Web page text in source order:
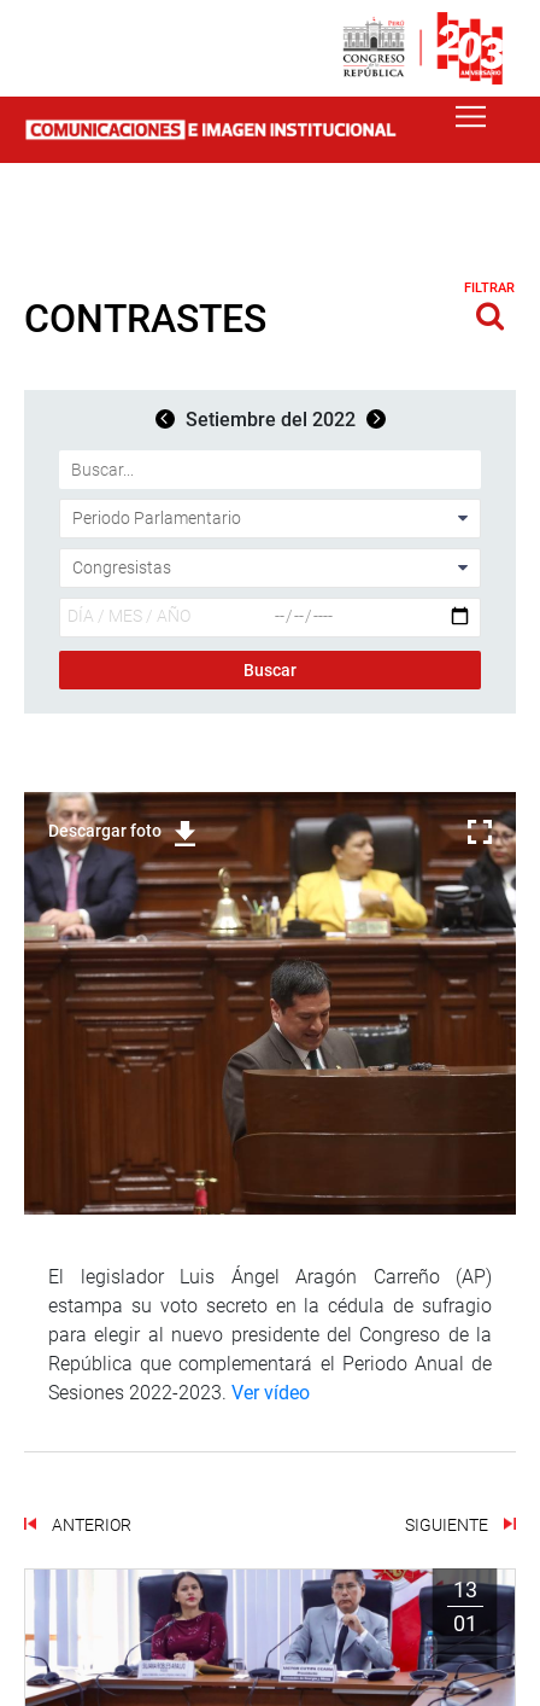
CONTRASTES
FILTRAR
Setiembre del 2022
Descargar foto
El legislador Luis Ángel Aragón Carreño (AP)
estampa su voto secreto en la cédula de sufragio
para elegir al nuevo presidente del Congreso de la
República que complementará el Periodo Anual de
Sesiones 2022-2023. Ver vídeo
ANTERIOR SIGUIENTE
13
01